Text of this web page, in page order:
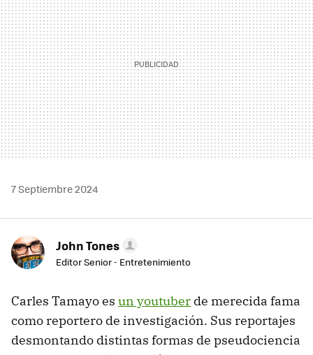
7 Septiembre 2024
John Tones
Editor Senior - Entretenimiento
Carles Tamayo es un youtuber de merecida fama
como reportero de investigación. Sus reportajes
desmontando distintas formas de pseudociencia